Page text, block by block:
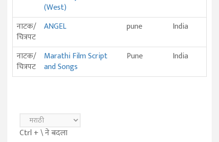
(West)
नाटक/
चित्रपट
ANGEL pune India
नाटक/
चित्रपट
Marathi Film Script
and Songs
Pune India
Ctrl + \ ने बदला